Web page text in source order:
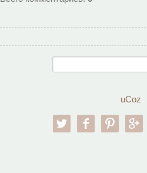
uCoz
twitter facebookpinterest